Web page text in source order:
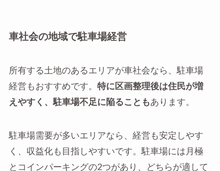
車社会の地域で駐車場経営
所有する土地のあるエリアが車社会なら、駐車場
経営もおすすめです。 特に区画整理後は住民が増
えやすく、駐車場不足に陥ることもあります。
駐車場需要が多いエリアなら、経営も安定しやす
く、収益化も目指しやすいです。駐車場には月極
とコインパーキングの2つがあり、どちらが適して